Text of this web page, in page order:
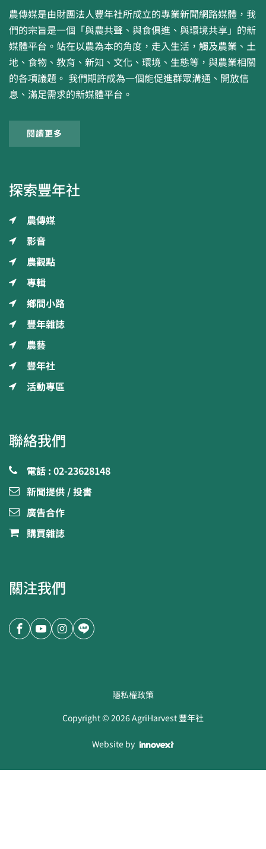
農傳媒是由財團法人豐年社所成立的專業新聞網路媒體，我
們的宗旨是一個「與農共聲、與食俱進、與環境共享」的新
媒體平台。站在以農為本的角度，走入生活，觸及農業、土
地、食物、教育、新知、文化、環境、生態等，與農業相關
的各項議題。 我們期許成為一個能促進群眾溝通、開放信
息、滿足需求的新媒體平台。
閱讀更多
探索豐年社
農傳媒
影音
農觀點
專輯
鄉間小路
豐年雜誌
農藝
豐年社
活動專區
聯絡我們
電話 : 02-23628148
新聞提供 / 投書
廣告合作
購買雜誌
關注我們
隱私權政策
Copyright ©2026AgriHarvest 豐年社
Website by